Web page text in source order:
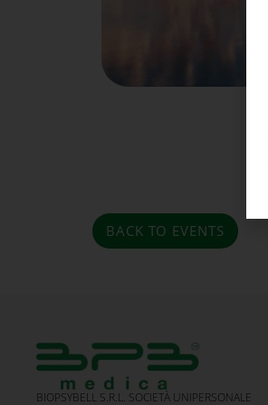
BACK TO EVENTS
BIOPSYBELL S.R.L. SOCIETÀ UNIPERSONALE